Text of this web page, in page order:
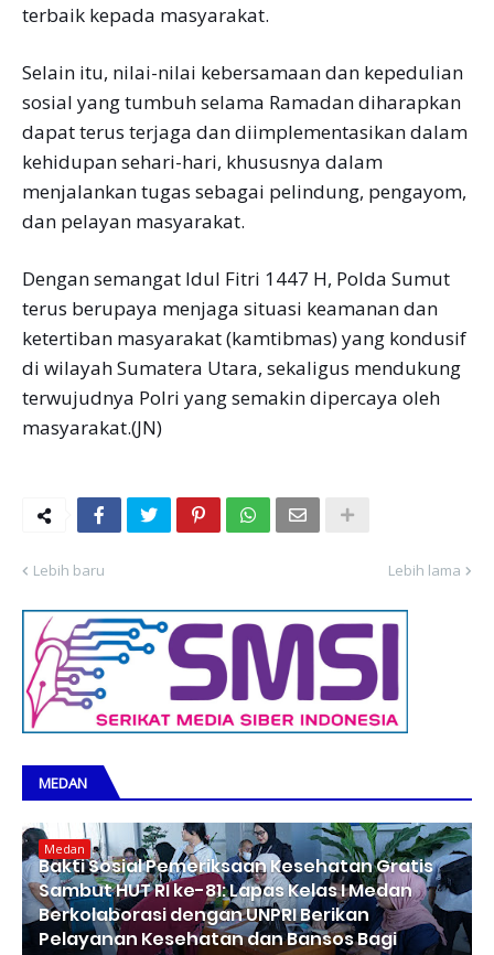
terbaik kepada masyarakat.
Selain itu, nilai-nilai kebersamaan dan kepedulian
sosial yang tumbuh selama Ramadan diharapkan
dapat terus terjaga dan diimplementasikan dalam
kehidupan sehari-hari, khususnya dalam
menjalankan tugas sebagai pelindung, pengayom,
dan pelayan masyarakat.
Dengan semangat Idul Fitri 1447 H, Polda Sumut
terus berupaya menjaga situasi keamanan dan
ketertiban masyarakat (kamtibmas) yang kondusif
di wilayah Sumatera Utara, sekaligus mendukung
terwujudnya Polri yang semakin dipercaya oleh
masyarakat.(JN)
Lebih baru Lebih lama
MEDAN
Medan
Bakti Sosial Pemeriksaan Kesehatan Gratis
Sambut HUT RI ke-81: Lapas Kelas I Medan
Berkolaborasi dengan UNPRI Berikan
Pelayanan Kesehatan dan Bansos Bagi